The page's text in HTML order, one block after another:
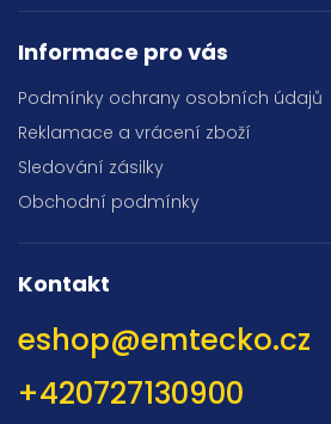
Informace pro vás
Podmínky ochrany osobních údajů
Reklamace a vrácení zboží
Sledování zásilky
Obchodní podmínky
Kontakt
eshop@emtecko.cz
+420727130900